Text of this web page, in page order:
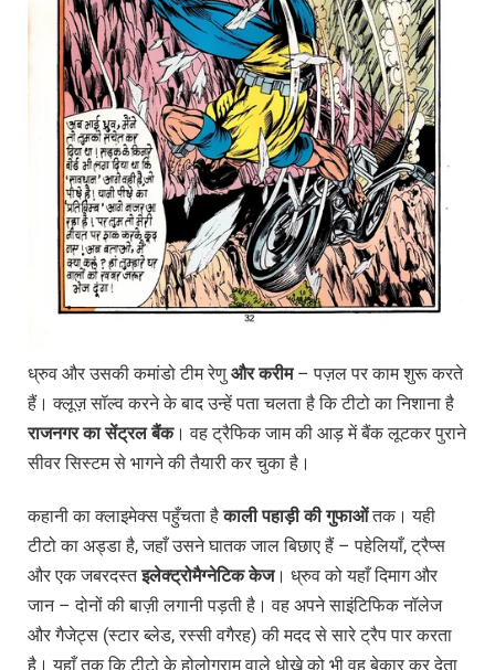
ध्रुव और उसकी कमांडो टीम रेणु औरकरीम– पज़ल पर काम शुरू करते
हैं। क्लूज़ सॉल्व करने के बाद उन्हें पता चलता है कि टीटो का निशाना है
राजनगरकासेंट्रलबैंक। वह ट्रैफिक जाम की आड़ में बैंक लूटकर पुराने
सीवर सिस्टम से भागने की तैयारी कर चुका है।
कहानी का क्लाइमेक्स पहुँचता हैकालीपहाड़ीकीगुफाओंतक। यही
टीटो का अड्डा है, जहाँ उसने घातक जाल बिछाए हैं – पहेलियाँ, ट्रैप्स
और एक जबरदस्तइलेक्ट्रोमैग्नेटिककेज। ध्रुव को यहाँ दिमाग और
जान – दोनों की बाज़ी लगानी पड़ती है। वह अपने साइंटिफिक नॉलेज
और गैजेट्स (स्टार ब्लेड, रस्सी वगैरह) की मदद से सारे ट्रैप पार करता
है। यहाँ तक कि टीटो के होलोग्राम वाले धोखे को भी वह बेकार कर देता